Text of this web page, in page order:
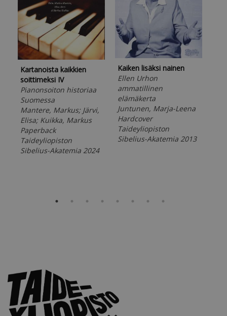
Kartanoista kaikkien
soittimeksi IV
Pianonsoiton historiaa
Suomessa
Mantere, Markus; Järvi,
Elisa; Kuikka, Markus
Paperback
Taideyliopiston
Sibelius-Akatemia 2024
Kaiken lisäksi nainen
Ellen Urhon
ammatillinen
elämäkerta
Juntunen, Marja-Leena
Hardcover
Taideyliopiston
Sibelius-Akatemia 2013